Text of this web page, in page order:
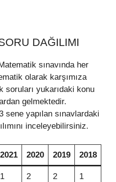
DAĞILIMI
sınavında her
olarak karşımıza
soruları yukarıdaki konu
gelmektedir.
sene yapılan sınavlardaki
inceleyebilirsiniz.
2021 2020 2019 2018
1 2 2 1